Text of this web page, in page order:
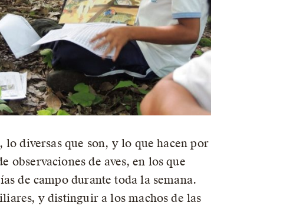
diversas que son, y lo que hacen por
observaciones de aves, en los que
de campo durante toda la semana.
y distinguir a los machos de las